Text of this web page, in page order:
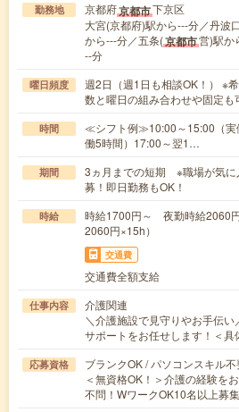
勤務地 京都府京都市下京区
大宮(京都府)駅から---分／丹波
から---分／五条(京都市営)駅か
--分
曜日頻度
週2日（週1日も相談OK！） ※
数と曜日の組み合わせや固定も
時間
≪シフト例≫10:00～15:00（実
働5時間）17:00～翌1…
期間
3ヵ月までの短期 ※職場が気
募！即日勤務もOK！
時給
時給1700円～ 夜勤時給2060
2060円×15h）
交通費
交通費全額支給
仕事内容
介護関連
＼介護施設で見守りやお手伝
サポートをお任せします！＜
応募資格
ブランクOK / パソコンスキル
＜無資格OK！＞介護の経験を
不問！WワークOK10名以上募